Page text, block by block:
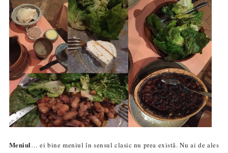
Meniul… ei bine meniul în sensul clasic nu prea există. Nu ai de ales